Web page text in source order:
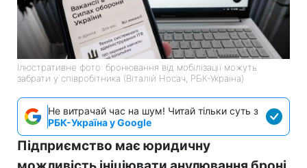
Ілюстративне фото: бронювання від мобілізації можуть
забрати у співробітника (Віталій Носач, РБК-Україна)
Не витрачай час на шум! Читай тільки суть з
РБК-Україна у Google
Підприємство має юридичну